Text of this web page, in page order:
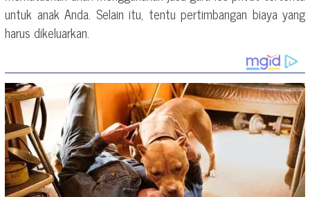
untuk anak Anda. Selain itu, tentu pertimbangan biaya yang
harus dikeluarkan.